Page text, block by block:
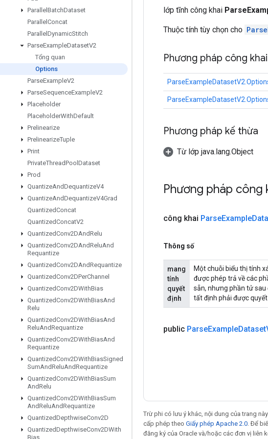
Parallel BatchDataset
Parallel Concat
Parallel DynamicStitch
ParseExampleDatasetV2
Tổng quan
Options
ParseExampleV2
ParseSequenceExampleV2
Placeholder
PlaceholderWithDefault
Prelinearize
PrelinearizeTuple
Print
PrivateThreadPool Dataset
Prod
QuantizeAndDequantizeV4
QuantizeAndDequantizeV4Grad
QuantizedConcat
QuantizedConcatV2
QuantizedConv2DAndRelu
QuantizedConv2DAndReluAnd
Requantize
QuantizedConv2DAndRequantize
QuantizedConv2DPerChannel
QuantizedConv2DWithBias
QuantizedConv2DWithBiasAnd
Relu
QuantizedConv2DWithBiasAnd
ReluAndRequantize
QuantizedConv2DWithBiasAnd
Requantize
QuantizedConv2DWithBiasSigned
SumAndReluAndRequantize
QuantizedConv2DWithBiasSum
AndRelu
QuantizedConv2DWithBiasSum
AndReluAndRequantize
QuantizedDepthwiseConv2D
QuantizedDepthwiseConv2DWith
Bias
lớp tĩnh công khai
Thuộc tính tùy chọn cho
Phương pháp công khai
Phương pháp kế thừa
Từ lớp java.lang.Object
Phương pháp công
công khai ParseExample
Thông số
mang
tính
quyết
định
Một chuỗi biểu thị tính
được phép trả về các
sẵn, nhưng phần tử sau
tất định phải được
public ParseExampleDataset
Trừ phi có lưu ý khác, nội dung của trang
cấp phép theo Giấy phép Apache 2.0 . Để
đăng ký của Oracle và/hoặc các đơn vị liên